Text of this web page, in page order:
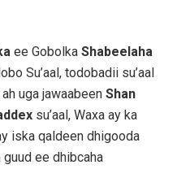
ee Gobolka Shabeelaha
Su’aal, todobadii su’aal
uga jawaabeen Shan
su’aal, Waxa ay ka
iska qaldeen dhigooda
ee dhibcaha